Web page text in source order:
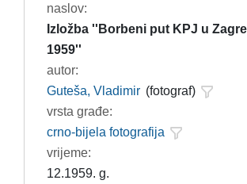
naslov:
Izložba ''Borbeni put KPJ u
1959''
autor:
Guteša, Vladimir (fotograf)
vrsta građe:
crno-bijela fotografija
vrijeme:
12.1959. g.